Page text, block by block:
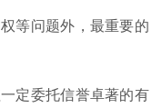
等问题外，最重要的
定委托信誉卓著的有